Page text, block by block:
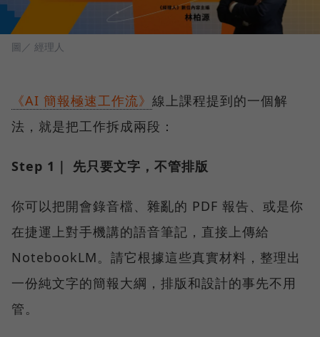
圖／ 經理人
《AI 簡報極速工作流》 線上課程提到的一個解
法，就是把工作拆成兩段：
Step 1｜ 先只要文字，不管排版
你可以把開會錄音檔、雜亂的 PDF 報告、或是你
在捷運上對手機講的語音筆記，直接上傳給
NotebookLM。請它根據這些真實材料，整理出
一份純文字的簡報大綱，排版和設計的事先不用
管。